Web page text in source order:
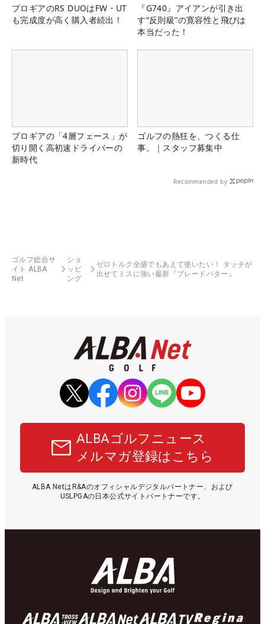
プロギアのRS DUOはFW・UT
も完成度が高く購入者続出！
『G740』アイアンが引き出
す“反則級”の寛容性と飛びは
本当だった！
プロギアの「4層フェース」が
切り開く高初速ドライバーの
新時代
ゴルフの熱狂を、つくる仕
事。｜スタッフ募集中
Recommended by
ゴルフ総合サ
イト ALBA
Net
ショ
ッピ
ング
ゼロトルク全盛でもあえて使いたい！ タッチが
出せてミスに強い最新『ブレードパター』
ALBAゴルフニュース
メルマガ登録はこちら
ALBA NetはR&Aのオフィシャルデジタルパートナー、および
USLPGAの日本公式サイトパートナーです。